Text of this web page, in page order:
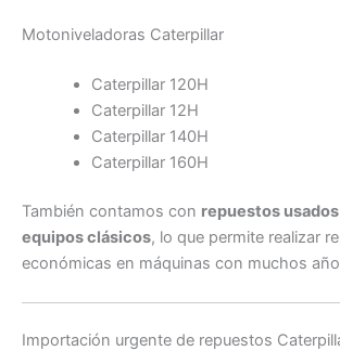
Motoniveladoras Caterpillar
Caterpillar 120H
Caterpillar 12H
Caterpillar 140H
Caterpillar 160H
También contamos con repuestos
equipos clásicos, lo que permite realizar
económicas en máquinas con muchos
Importación urgente de repuestos